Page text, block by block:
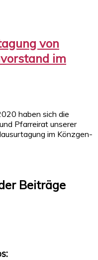
von
im
haben sich die
Pfarreirat unserer
im Könzgen-
Beiträge